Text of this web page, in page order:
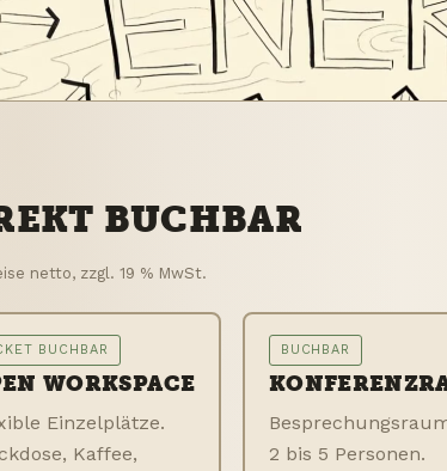
BUCHBAR
netto, zzgl. 19 % MwSt.
BUCHBAR
WORKSPACE
Einzelplätze.
Kaffee,
BUCHBAR
2 bis 5 Personen.